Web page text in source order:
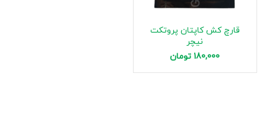
قارچ کش کاپتان پروتکت
نیچر
180,000 تومان